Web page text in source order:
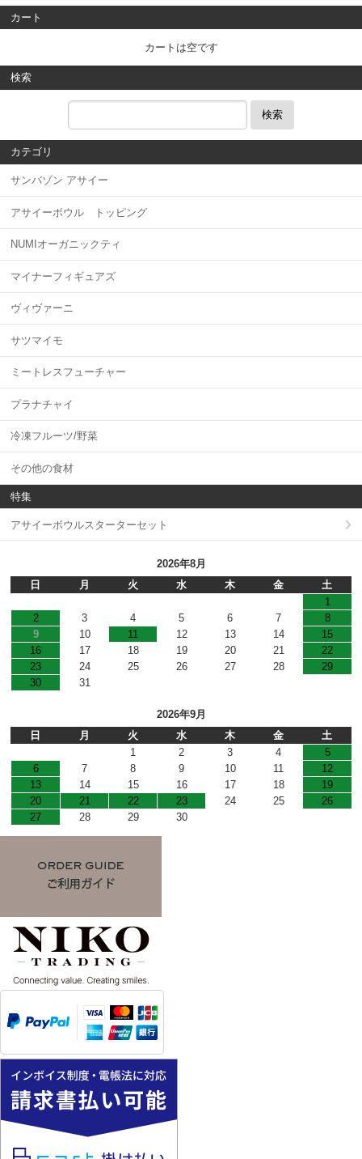
カート
カートは空です
検索
検索
カテゴリ
サンバゾン アサイー
アサイーボウル トッピング
NUMIオーガニックティ
マイナーフィギュアズ
ヴィヴァーニ
サツマイモ
ミートレスフューチャー
プラナチャイ
冷凍フルーツ/野菜
その他の食材
特集
アサイーボウルスターターセット
2026年8月
日
月 火 水 木 金
土
1
2
3 4 5 6 7
8
9
10 11 12 13 14
15
16
17 18 19 20 21
22
23
24 25 26 27 28
29
30
31
2026年9月
日
月 火 水 木 金
土
1
2 3 4
5
6
7 8 9 10 11
12
13
14 15 16 17 18
19
20
21 22 23 24 25
26
27
28 29 30